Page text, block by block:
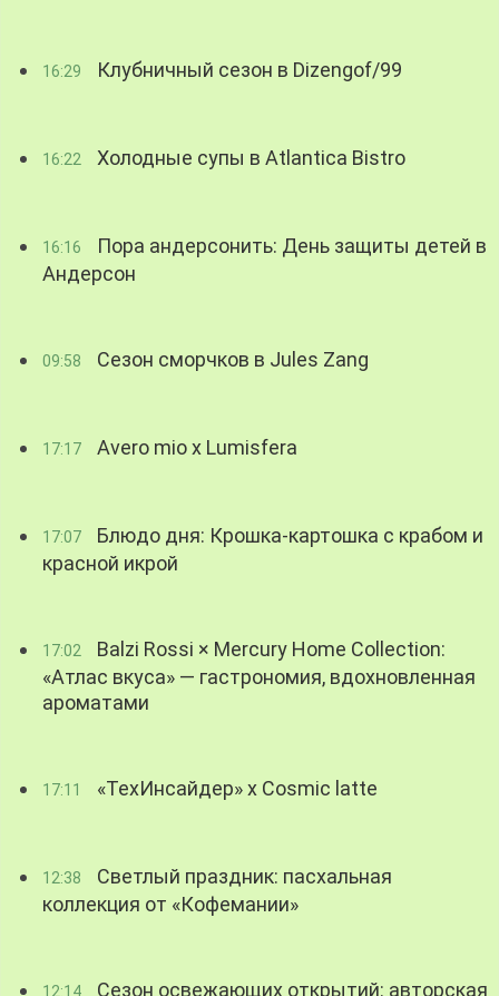
16:29 Клубничный сезон в Dizengof/99
16:22 Холодные супы в Atlantica Bistro
16:16
Пора андерсонить: День защиты детей в
Андерсон
09:58 Сезон сморчков в Jules Zang
17:17 Avero mio x Lumisfera
17:07
Блюдо дня: Крошка-картошка с крабом и
красной икрой
17:02
Balzi Rossi × Mercury Home Collection:
«Атлас вкуса» — гастрономия, вдохновленная
ароматами
17:11 «ТехИнсайдер» х Cosmic latte
12:38
Светлый праздник: пасхальная
коллекция от «Кофемании»
12:14
Сезон освежающих открытий: авторская